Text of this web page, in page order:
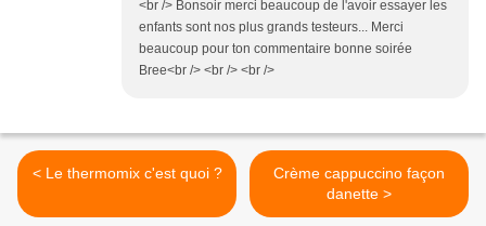
<br /> Bonsoir merci beaucoup de l'avoir essayer les
enfants sont nos plus grands testeurs... Merci
beaucoup pour ton commentaire bonne soirée
Bree<br /> <br /> <br />
< Le thermomix c'est quoi ?
Crème cappuccino façon
danette >